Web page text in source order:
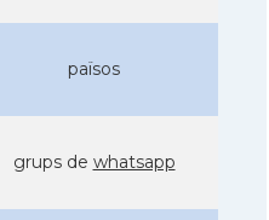
països
grups de whatsapp